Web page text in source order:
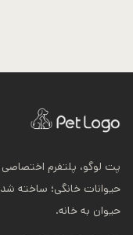
پت لوگو، پلتفرم
حیوانات خانگی؛ ساخته
حیوان به خانه.